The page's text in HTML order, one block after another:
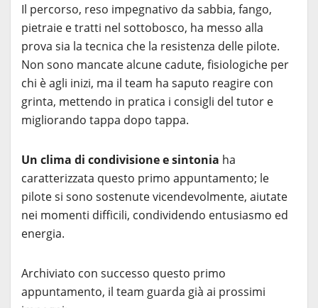
Il percorso, reso impegnativo da sabbia, fango,
pietraie e tratti nel sottobosco, ha messo alla
prova sia la tecnica che la resistenza delle pilote.
Non sono mancate alcune cadute, fisiologiche per
chi è agli inizi, ma il team ha saputo reagire con
grinta, mettendo in pratica i consigli del tutor e
migliorando tappa dopo tappa.
Un clima di condivisione e sintonia ha
caratterizzata questo primo appuntamento; le
pilote si sono sostenute vicendevolmente, aiutate
nei momenti difficili, condividendo entusiasmo ed
energia.
Archiviato con successo questo primo
appuntamento, il team guarda già ai prossimi